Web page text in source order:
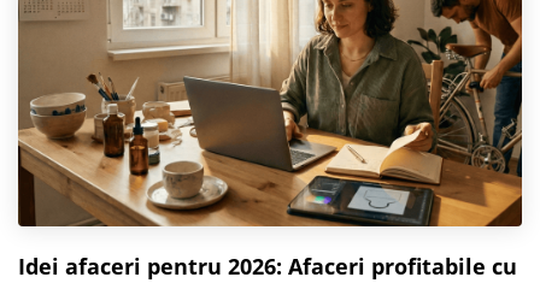
Idei afaceri pentru 2026: Afaceri profitabile cu